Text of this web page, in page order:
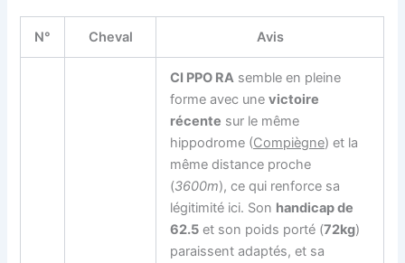
N° Cheval Avis
CI PPO RA semble en pleine
forme avec unevictoire
récente sur le même
hippodrome (Compiègne) et la
même distance proche
(3600m), ce qui renforce sa
légitimité ici. Son handicap de
62.5 et son poids porté (72kg)
paraissent adaptés, et sa